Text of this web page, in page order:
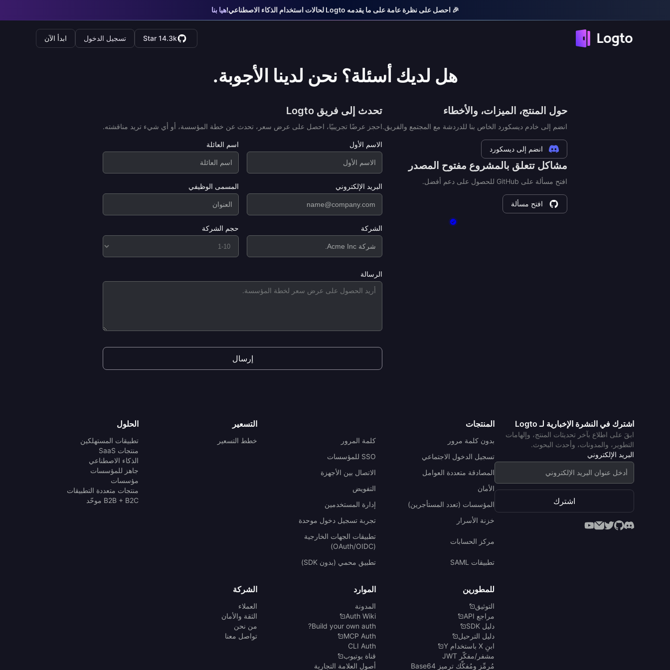
🎉 احصل على نظرة عامة على ما يقدمه Logto لحالات استخدام الذكاء الاصطناعي! هيا بنا
Star 14.3k تسجيل الدخول ابدأ الآن
هل لديك أسئلة؟ نحن لدينا الأجوبة.
حول المنتج، الميزات، والأخطاء
انضم إلى خادم ديسكورد الخاص بنا للدردشة مع المجتمع والفريق.
انضم إلى ديسكورد
مشاكل تتعلق بالمشروع مفتوح المصدر
افتح مسألة على GitHub للحصول على دعم أفضل.
افتح مسألة
تحدث إلى فريق Logto
احجز عرضًا تجريبيًا، احصل على عرض سعر، تحدث عن خطة المؤسسة، أو أي شيء تريد مناقشته.
الاسم الأول اسم العائلة
البريد الإلكتروني المسمى الوظيفي
الشركة حجم الشركة
الرسالة
إرسال
اشترك في النشرة الإخبارية لـ Logto
ابقَ على اطلاع بآخر تحديثات المنتج، وإلهامات
التطوير، والمدونات، وأحدث البحوث.
البريد الإلكتروني
اشترك
المنتجات
بدون كلمة مرور
كلمة المرور
تسجيل الدخول الاجتماعي
SSO للمؤسسات
المصادقة متعددة العوامل
الاتصال بين الأجهزة
الأمان
التفويض
المؤسسات (تعدد المستأجرين)
إدارة المستخدمين
خزنة الأسرار
تجربة تسجيل دخول موحدة
مركز الحسابات
تطبيقات الجهات الخارجية
(OAuth/OIDC)
تطبيقات SAML
تطبيق محمي (بدون SDK)
التسعير
خطط التسعير
الحلول
تطبيقات المستهلكين
منتجات SaaS
الذكاء الاصطناعي
جاهز للمؤسسات
مؤسسات
منتجات متعددة التطبيقات
B2B + B2C موحّد
للمطورين
التوثيق
مراجع API
دليل SDK
دليل الترحيل
ابنِ X باستخدام Y
مشفر/مفكّر JWT
مُرمِّز ومُفكِّك ترميز Base64
الموارد
المدونة
Auth Wiki
Build your own auth?
MCP Auth
CLI Auth
قناة يوتيوب
أصول العلامة التجارية
الشركة
العملاء
الثقة والأمان
من نحن
تواصل معنا